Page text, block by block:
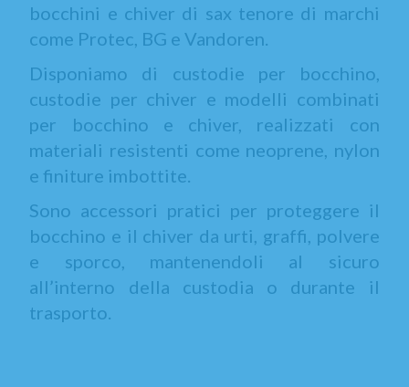
bocchini e chiver di sax tenore di marchi
come Protec, BG e Vandoren.
Disponiamo di custodie per bocchino,
custodie per chiver e modelli combinati
per bocchino e chiver, realizzati con
materiali resistenti come neoprene, nylon
e finiture imbottite.
Sono accessori pratici per proteggere il
bocchino e il chiver da urti, graffi, polvere
e sporco, mantenendoli al sicuro
all’interno della custodia o durante il
trasporto.